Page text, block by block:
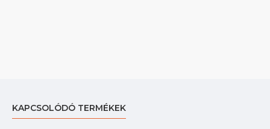
KAPCSOLÓDÓ TERMÉKEK